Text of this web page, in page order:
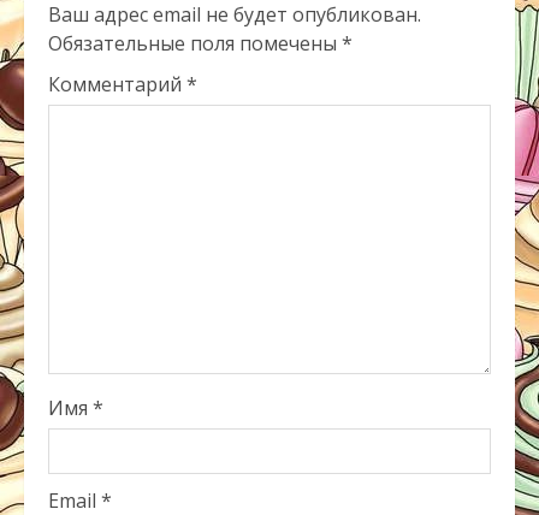
Ваш адрес email не будет опубликован.
Обязательные поля помечены *
Комментарий *
Имя *
Email *